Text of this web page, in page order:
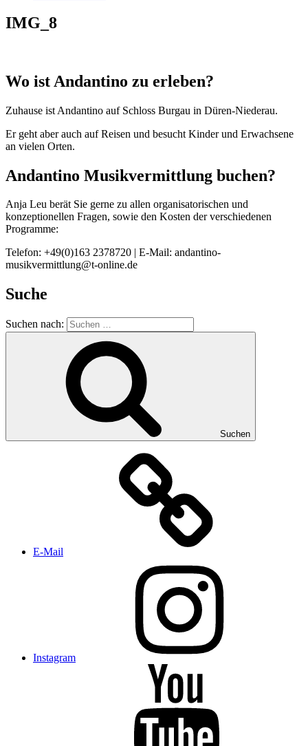
IMG_8
Wo ist Andantino zu erleben?
Zuhause ist Andantino auf Schloss Burgau in Düren-Niederau.
Er geht aber auch auf Reisen und besucht Kinder und Erwachsene
an vielen Orten.
Andantino Musikvermittlung buchen?
Anja Leu berät Sie gerne zu allen organisatorischen und
konzeptionellen Fragen, sowie den Kosten der verschiedenen
Programme:
Telefon: +49(0)163 2378720 | E-Mail: andantino-
musikvermittlung@t-online.de
Suche
Suchen nach:
Suchen
E-Mail
Instagram